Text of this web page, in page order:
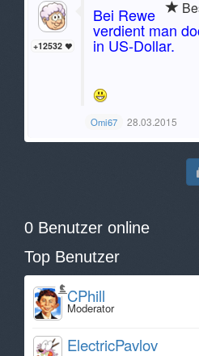
+12532
Bei Rewe
verdient man
in US-Dollar.
Omi67 28.03.2015
0 Benutzer online
Top Benutzer
CPhill
Moderator
ElectricPavlov